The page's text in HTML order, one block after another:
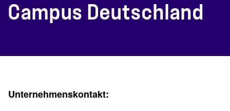
Campus Deutschland
Unternehmenskontakt: